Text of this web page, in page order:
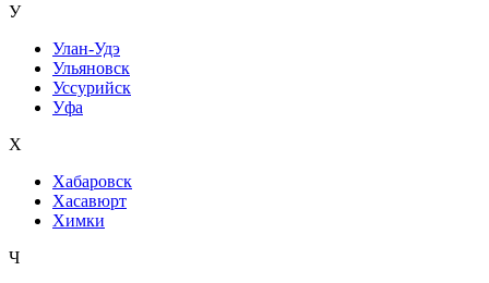
У
Улан-Удэ
Ульяновск
Уссурийск
Уфа
Х
Хабаровск
Хасавюрт
Химки
Ч